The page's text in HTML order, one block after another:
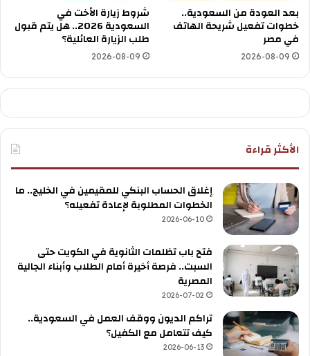
بعد العودة من السعودية..
خطوات تفعيل شريحة الهاتف
في مصر
2026-08-09
شروط زيارة الأخت في
السعودية 2026.. هل يتم قبول
طلب الزيارة العائلية؟
2026-08-09
الأكثر قراءة
إغلاق الحساب البنكي للمقيمين في الخليج.. ما
الخطوات المطلوبة لإعادة تفعيله؟
2026-06-10
فتح باب تظلمات الثانوية في الكويت حتى
السبت.. فرصة أخيرة أمام الطلاب وأبناء الجالية
المصرية
2026-07-02
تراكم الديون ووقف العمل في السعودية..
كيف تتعامل مع الكفيل؟
2026-06-13